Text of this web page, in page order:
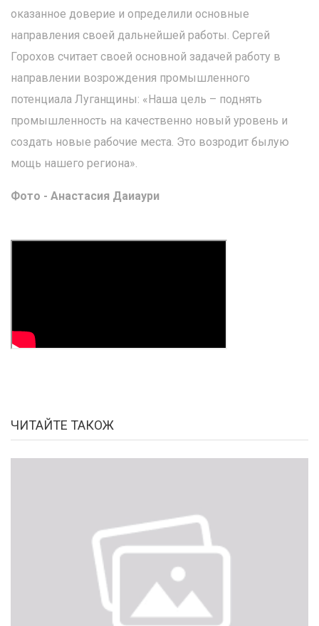
оказанное доверие и определили основные
направления своей дальнейшей работы. Сергей
Горохов считает своей основной задачей работу в
направлении возрождения промышленного
потенциала Луганщины: «Наша цель – поднять
промышленность на качественно новый уровень и
создать новые рабочие места. Это возродит былую
мощь нашего региона».
Фото - Анастасия Даиаури
ЧИТАЙТЕ ТАКОЖ